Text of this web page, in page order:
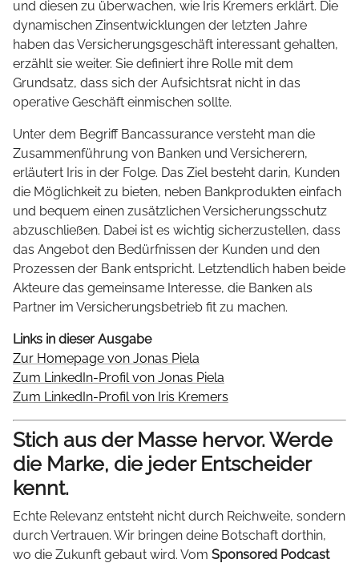
und diesen zu überwachen, wie Iris Kremers erklärt. Die
dynamischen Zinsentwicklungen der letzten Jahre
haben das Versicherungsgeschäft interessant gehalten,
erzählt sie weiter. Sie definiert ihre Rolle mit dem
Grundsatz, dass sich der Aufsichtsrat nicht in das
operative Geschäft einmischen sollte.
Unter dem Begriff Bancassurance versteht man die
Zusammenführung von Banken und Versicherern,
erläutert Iris in der Folge. Das Ziel besteht darin, Kunden
die Möglichkeit zu bieten, neben Bankprodukten einfach
und bequem einen zusätzlichen Versicherungsschutz
abzuschließen. Dabei ist es wichtig sicherzustellen, dass
das Angebot den Bedürfnissen der Kunden und den
Prozessen der Bank entspricht. Letztendlich haben beide
Akteure das gemeinsame Interesse, die Banken als
Partner im Versicherungsbetrieb fit zu machen.
Links in dieser Ausgabe
Zur Homepage von Jonas Piela
Zum LinkedIn-Profil von Jonas Piela
Zum LinkedIn-Profil von Iris Kremers
Stich aus der Masse hervor. Werde
die Marke, die jeder Entscheider
kennt.
Echte Relevanz entsteht nicht durch Reichweite, sondern
durch Vertrauen. Wir bringen deine Botschaft dorthin,
wo die Zukunft gebaut wird. Vom Sponsored Podcast